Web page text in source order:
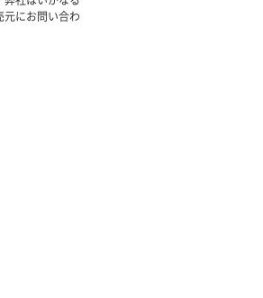
元にお問い合わ